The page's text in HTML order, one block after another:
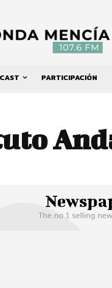
PARTICIPACIÓN